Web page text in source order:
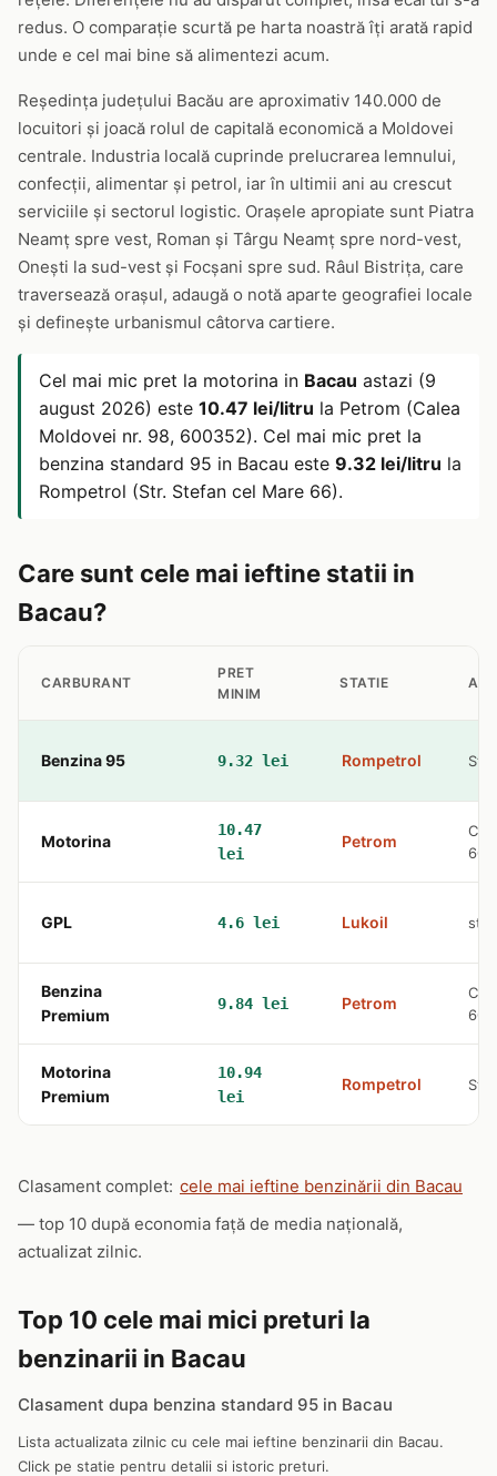
redus. O comparație scurtă pe harta noastră îți arată rapid
unde e cel mai bine să alimentezi acum.
Reședința județului Bacău are aproximativ 140.000 de
locuitori și joacă rolul de capitală economică a Moldovei
centrale. Industria locală cuprinde prelucrarea lemnului,
confecții, alimentar și petrol, iar în ultimii ani au crescut
serviciile și sectorul logistic. Orașele apropiate sunt Piatra
Neamț spre vest, Roman și Târgu Neamț spre nord-vest,
Onești la sud-vest și Focșani spre sud. Râul Bistrița, care
traversează orașul, adaugă o notă aparte geografiei locale
și definește urbanismul câtorva cartiere.
Cel mai mic pret la motorina in Bacau astazi (9
august 2026) este 10.47 lei/litru la Petrom (Calea
Moldovei nr. 98, 600352). Cel mai mic pret la
benzina standard 95 in Bacau este 9.32 lei/litru la
Rompetrol (Str. Stefan cel Mare 66).
Care sunt cele mai ieftine statii in
Bacau?
CARBURANT
PRET
MINIM
STATIE
Benzina 95 9.32 lei Rompetrol Str.
Motorina
10.47
lei
Petrom
GPL 4.6 lei Lukoil str.
Benzina
Premium
9.84 lei Petrom
Motorina
Premium
10.94
lei
Rompetrol Str.
Clasament complet: cele mai ieftine benzinării din Bacau
— top 10 după economia față de media națională,
actualizat zilnic.
Top 10 cele mai mici preturi la
benzinarii in Bacau
Clasament dupa benzina standard 95 in Bacau
Lista actualizata zilnic cu cele mai ieftine benzinarii din Bacau.
Click pe statie pentru detalii si istoric preturi.